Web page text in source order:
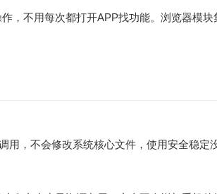
不用每次都打开APP找功能。浏览器模
，不会修改系统核心文件，使用安全稳定